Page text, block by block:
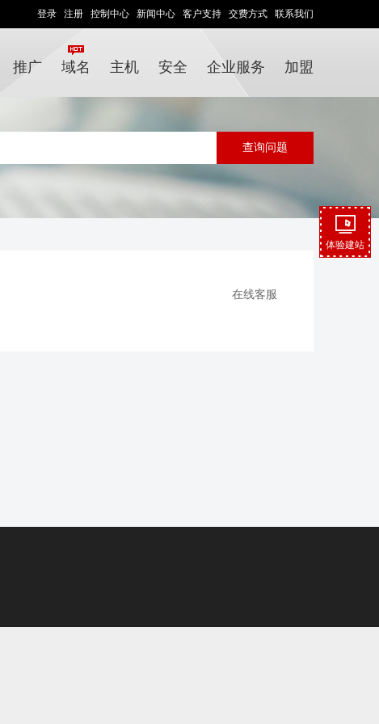
登录 注册 控制中心 新闻中心 客户支持 交费方式 联系我们
推广 域名 主机 安全 企业服务 加盟
在线客服
体验建站